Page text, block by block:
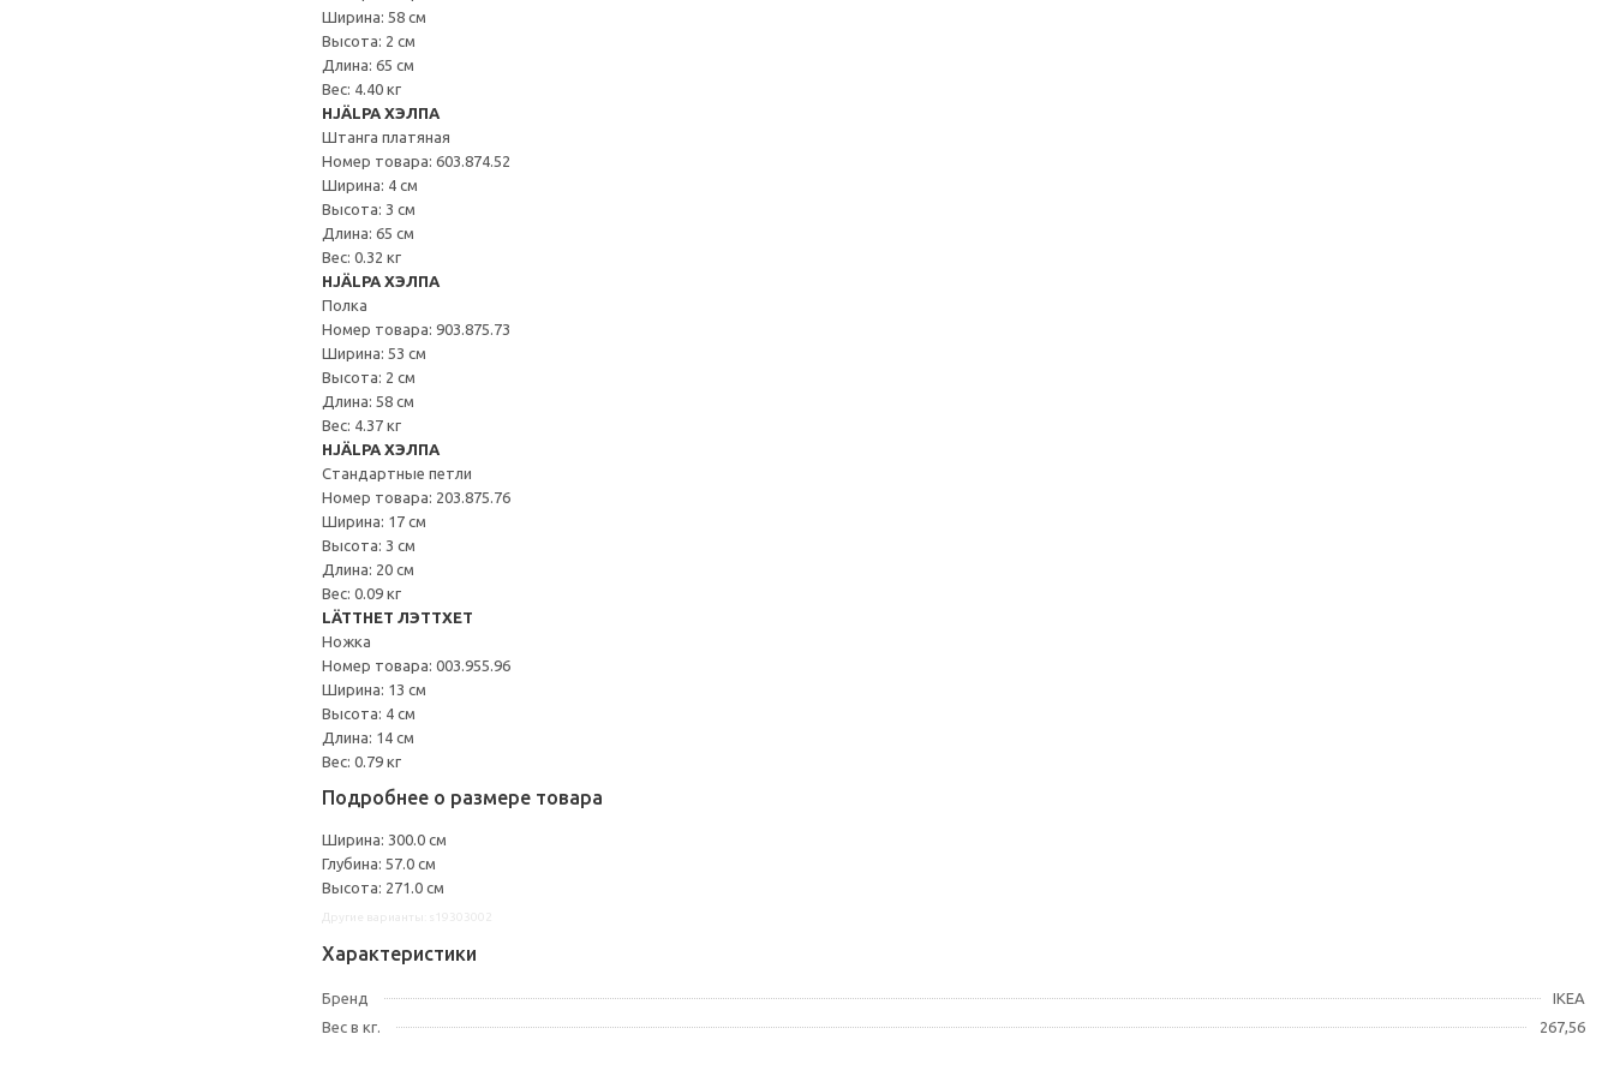
Ширина: 58 см
Высота: 2 см
Длина: 65 см
Вес: 4.40 кг
HJÄLPA ХЭЛПА
Штанга платяная
Номер товара: 603.874.52
Ширина: 4 см
Высота: 3 см
Длина: 65 см
Вес: 0.32 кг
HJÄLPA ХЭЛПА
Полка
Номер товара: 903.875.73
Ширина: 53 см
Высота: 2 см
Длина: 58 см
Вес: 4.37 кг
HJÄLPA ХЭЛПА
Стандартные петли
Номер товара: 203.875.76
Ширина: 17 см
Высота: 3 см
Длина: 20 см
Вес: 0.09 кг
LÄTTHET ЛЭТТХЕТ
Ножка
Номер товара: 003.955.96
Ширина: 13 см
Высота: 4 см
Длина: 14 см
Вес: 0.79 кг
Подробнее о размере товара
Ширина: 300.0 см
Глубина: 57.0 см
Высота: 271.0 см
Характеристики
Бренд
IKEA
Вес в кг.
267,56